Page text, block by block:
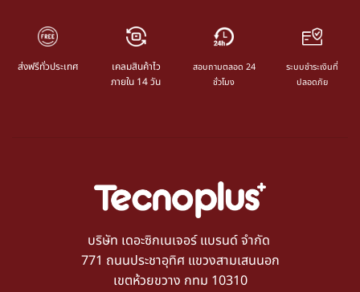
ส่งฟรีทั่วประเทศ
เคลมสินค้าไว
ภายใน 14 วัน
สอบถามตลอด 24
ชั่วโมง
ระบบชำระเงินที่
ปลอดภัย
บริษัท เดอะซิกเนเจอร์ แบรนด์ จำกัด
771 ถนนประชาอุทิศ แขวงสามเสนนอก
เขตห้วยขวาง กทม 10310